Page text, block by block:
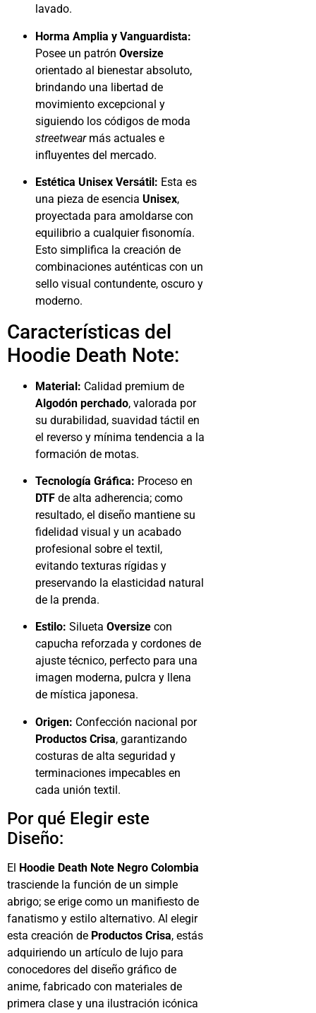
lavado.
Horma Amplia y Vanguardista:
Posee un patrón Oversize
orientado al bienestar absoluto,
brindando una libertad de
movimiento excepcional y
siguiendo los códigos de moda
streetwearmás actuales e
influyentes del mercado.
Estética Unisex Versátil: Esta es
una pieza de esencia Unisex,
proyectada para amoldarse con
equilibrio a cualquier fisonomía.
Esto simplifica la creación de
combinaciones auténticas con un
sello visual contundente, oscuro y
moderno.
Características del
Hoodie Death Note:
Material: Calidad premium de
Algodón perchado, valorada por
su durabilidad, suavidad táctil en
el reverso y mínima tendencia a la
formación de motas.
Tecnología Gráfica: Proceso en
DTF de alta adherencia; como
resultado, el diseño mantiene su
fidelidad visual y un acabado
profesional sobre el textil,
evitando texturas rígidas y
preservando la elasticidad natural
de la prenda.
Estilo: Silueta Oversize con
capucha reforzada y cordones de
ajuste técnico, perfecto para una
imagen moderna, pulcra y llena
de mística japonesa.
Origen: Confección nacional por
Productos Crisa, garantizando
costuras de alta seguridad y
terminaciones impecables en
cada unión textil.
Por qué Elegir este
Diseño:
El Hoodie Death Note Negro Colombia
trasciende la función de un simple
abrigo; se erige como un manifiesto de
fanatismo y estilo alternativo. Al elegir
esta creación de Productos Crisa, estás
adquiriendo un artículo de lujo para
conocedores del diseño gráfico de
anime, fabricado con materiales de
primera clase y una ilustración icónica